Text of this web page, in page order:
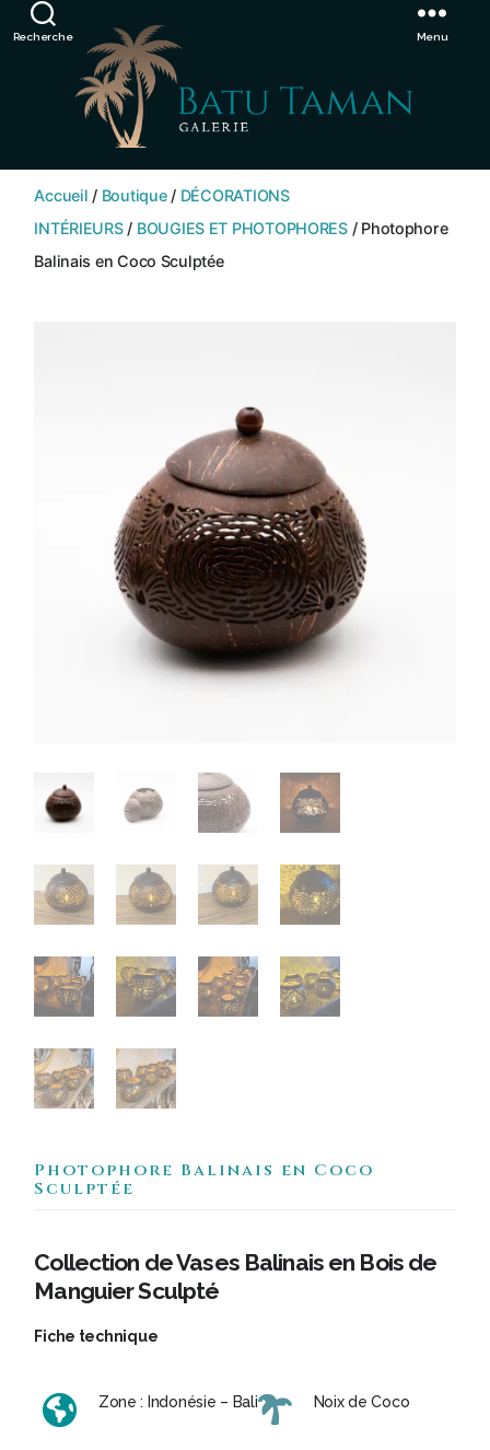
Showroom de Bali, décorations extérieurs et intérieurs Ignorer
Recherche
TAMAN
Menu
Accueil / Boutique/ DÉCORATIONS
INTÉRIEURS/ BOUGIES ET PHOTOPHORES/ Photophore
Balinais en Coco Sculptée
Photophore Balinais en Coco
Sculptée
Collection de Vases Balinais en Bois de
Manguier Sculpté
Fiche technique
Zone : Indonésie – Bali Noix de Coco